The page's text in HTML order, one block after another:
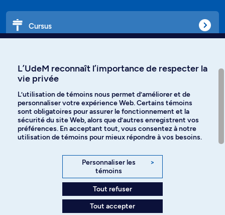
Cursus
Langues
Facebook Instagram
YouTube
L’UdeM reconnaît l’importance de respecter la
vie privée
L’utilisation de témoins nous permet d’améliorer et de
personnaliser votre expérience Web. Certains témoins
sont obligatoires pour assurer le fonctionnement et la
sécurité du site Web, alors que d’autres enregistrent vos
préférences. En acceptant tout, vous consentez à notre
utilisation de témoins pour mieux répondre à vos besoins.
Personnaliser les
témoins
>
Tout refuser
Tout accepter